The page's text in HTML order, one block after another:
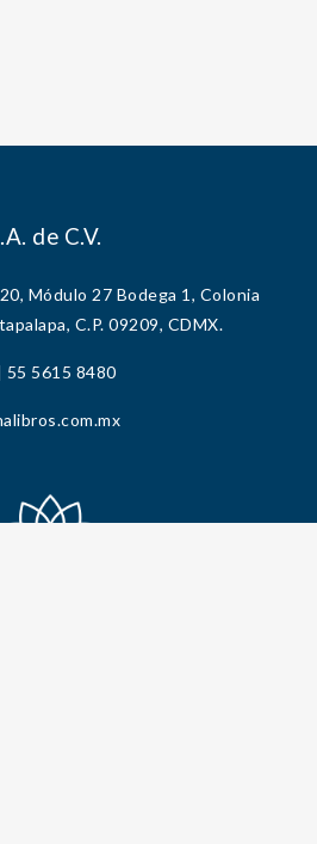
de C.V.
Módulo 27 Bodega 1, Colonia
C.P. 09209, CDMX.
55 5615 8480